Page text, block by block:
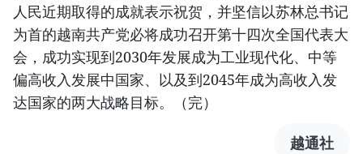
人民近期取得的成就表示祝贺，并坚信以苏林总书记
为首的越南共产党必将成功召开第十四次全国代表大
会，成功实现到2030年发展成为工业现代化、中等
偏高收入发展中国家、以及到2045年成为高收入发
达国家的两大战略目标。（完）
越通社